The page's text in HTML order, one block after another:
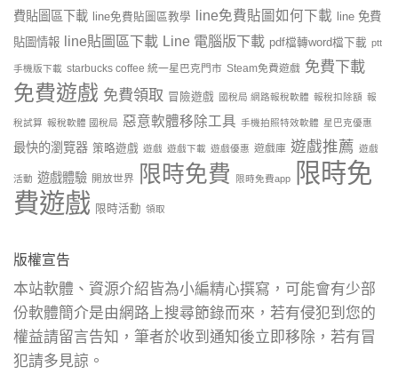
費貼圖區下載
line免費貼圖區教學 line免費貼圖如何下載
line 免費
貼圖情報
line貼圖區下載 Line 電腦版下載 pdf檔轉word檔下載 ptt
手機版下載 starbucks coffee 統一星巴克門市 Steam免費遊戲 免費下載
免費遊戲 免費領取 冒險遊戲 國稅局 網路報稅軟體 報稅扣除額 報
稅試算 報稅軟體 國稅局 惡意軟體移除工具 手機拍照特效軟體 星巴克優惠
最快的瀏覽器 策略遊戲 遊戲 遊戲下載 遊戲優惠 遊戲庫 遊戲推薦 遊戲
活動 遊戲體驗 開放世界 限時免費 限時免費app
限時免
費遊戲 限時活動 領取
版權宣告
本站軟體、資源介紹皆為小編精心撰寫，可能會有少部
份軟體簡介是由網路上搜尋節錄而來，若有侵犯到您的
權益請留言告知，筆者於收到通知後立即移除，若有冒
犯請多見諒。